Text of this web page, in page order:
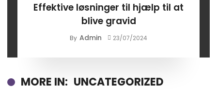
Effektive løsninger til hjælp til at
blive gravid
By Admin 23/07/2024
MORE IN: UNCATEGORIZED